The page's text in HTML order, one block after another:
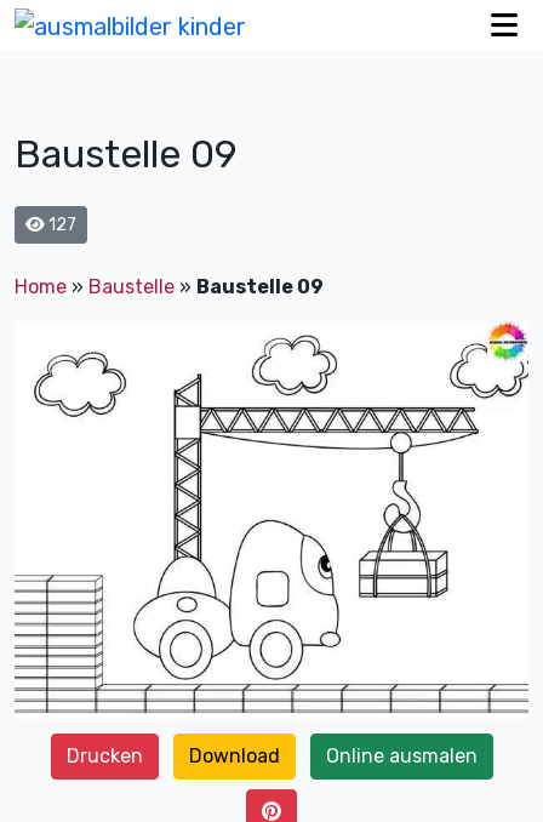
Baustelle 09
127
Home » Baustelle » Baustelle 09
Drucken Download Online ausmalen